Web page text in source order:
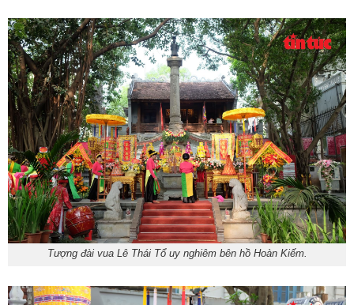
Tượng đài vua Lê Thái Tổ uy nghiêm bên hồ Hoàn Kiếm.